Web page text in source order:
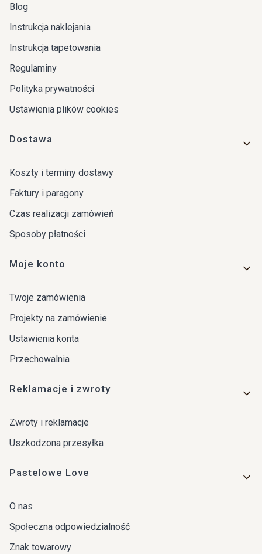
Blog
Instrukcja naklejania
Instrukcja tapetowania
Regulaminy
Polityka prywatności
Ustawienia plików cookies
Dostawa
Koszty i terminy dostawy
Faktury i paragony
Czas realizacji zamówień
Sposoby płatności
Moje konto
Twoje zamówienia
Projekty na zamówienie
Ustawienia konta
Przechowalnia
Reklamacje i zwroty
Zwroty i reklamacje
Uszkodzona przesyłka
Pastelowe Love
O nas
Społeczna odpowiedzialność
Znak towarowy